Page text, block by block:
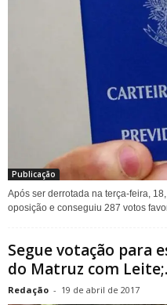
Publicação
Após ser derrotada na terça-feira,
oposição e conseguiu 287 votos
Segue votação para
do Matruz com
Redação - 19 de abril de 2017